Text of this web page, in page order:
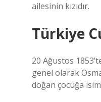
ailesinin kızıdır.
Türkiye
20 Ağustos
genel olarak
doğan çocuğa